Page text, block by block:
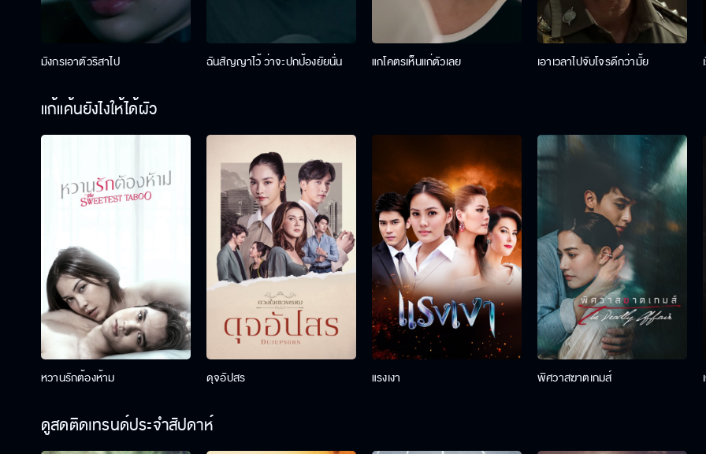
มังกรเอาตัวริสาไป ฉันสัญญาไว้ ว่าจะปกป้องยัยนั่น แกโคตรเห็นแก่ตัวเลย เอาเวลาไปจับโจรดีกว่ามั้ย
แก้แค้นยังไงให้ได้ผัว
หวานรักต้องห้าม ดุจอัปสร แรงเงา พิศวาสฆาตเกมส์
ดูสดติดเทรนด์ประจำสัปดาห์